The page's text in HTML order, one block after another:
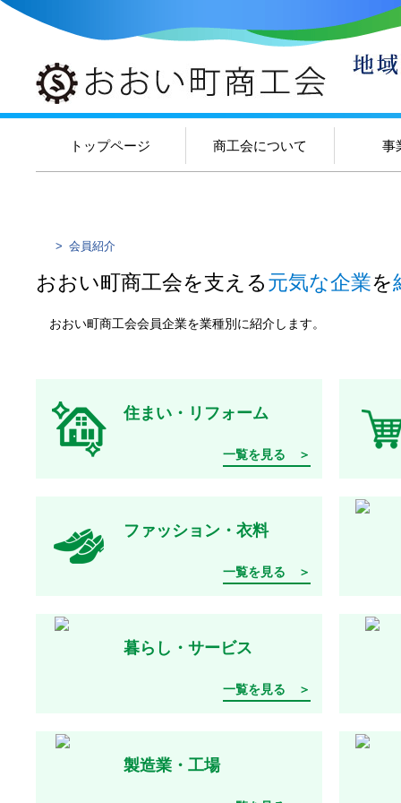
トップページ 商工会について 事
> 会員紹介
おおい町商工会を支える元気な企業を
おおい町商工会会員企業を業種別に紹介します。
住まい・リフォーム
一覧を見る ＞
ファッション・衣料
一覧を見る ＞
暮らし・サービス
一覧を見る ＞
製造業・工場